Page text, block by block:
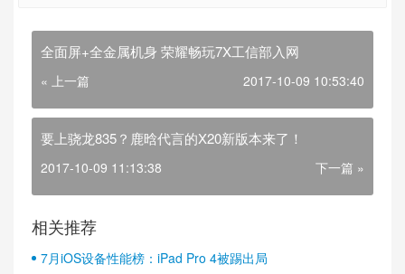
全面屏+全金属机身 荣耀畅玩7X工信部入网
« 上一篇 2017-10-09 10:53:40
要上骁龙835？鹿晗代言的X20新版本来了！
2017-10-09 11:13:38 下一篇 »
相关推荐
7月iOS设备性能榜：iPad Pro 4被踢出局